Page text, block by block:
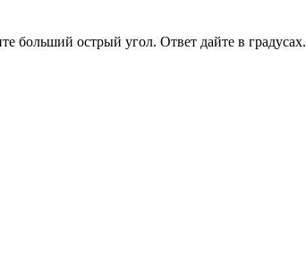
больший острый угол. Ответ дайте в градусах.